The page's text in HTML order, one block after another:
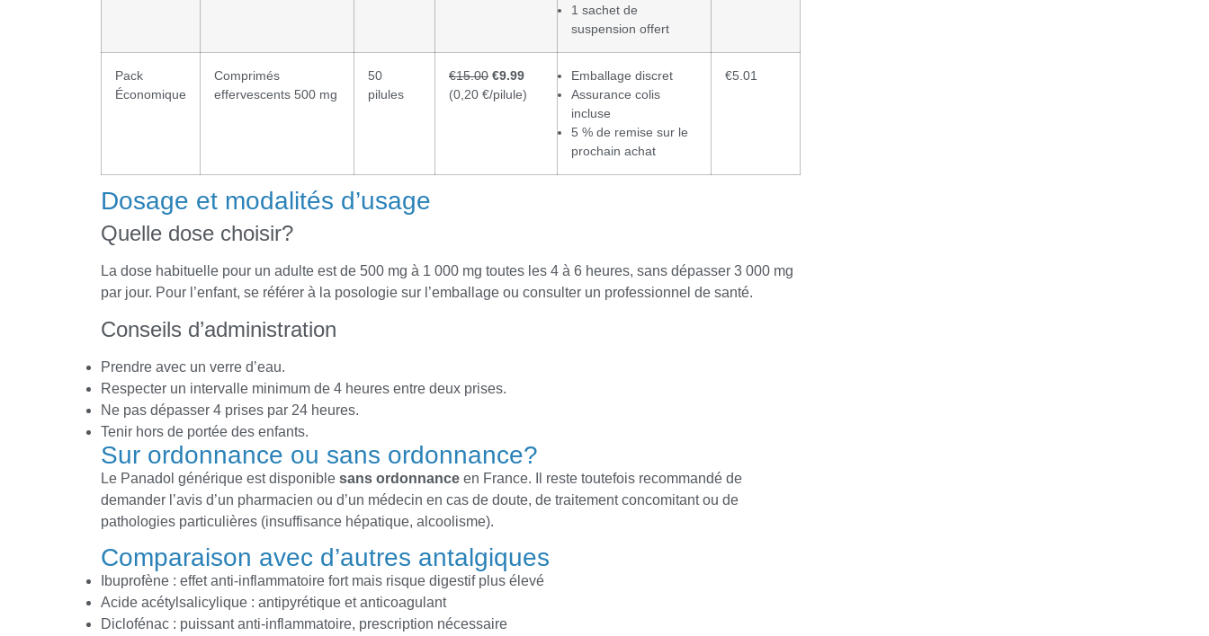
1 sachet de
suspension offert
Pack
Économique
Comprimés
effervescents 500 mg
50
pilules
€15.00 €9.99
(0,20 €/pilule)
Emballage discret
Assurance colis
incluse
5 % de remise sur le
prochain achat
€5.01
Dosage et modalités d’usage
Quelle dose choisir?
La dose habituelle pour un adulte est de 500 mg à 1 000 mg toutes les 4 à 6 heures, sans dépasser 3 000 mg
par jour. Pour l’enfant, se référer à la posologie sur l’emballage ou consulter un professionnel de santé.
Conseils d’administration
Prendre avec un verre d’eau.
Respecter un intervalle minimum de 4 heures entre deux prises.
Ne pas dépasser 4 prises par 24 heures.
Tenir hors de portée des enfants.
Sur ordonnance ou sans ordonnance?
Le Panadol générique est disponible sans ordonnance en France. Il reste toutefois recommandé de
demander l’avis d’un pharmacien ou d’un médecin en cas de doute, de traitement concomitant ou de
pathologies particulières (insuffisance hépatique, alcoolisme).
Comparaison avec d’autres antalgiques
Ibuprofène : effet anti-inflammatoire fort mais risque digestif plus élevé
Acide acétylsalicylique : antipyrétique et anticoagulant
Diclofénac : puissant anti-inflammatoire, prescription nécessaire